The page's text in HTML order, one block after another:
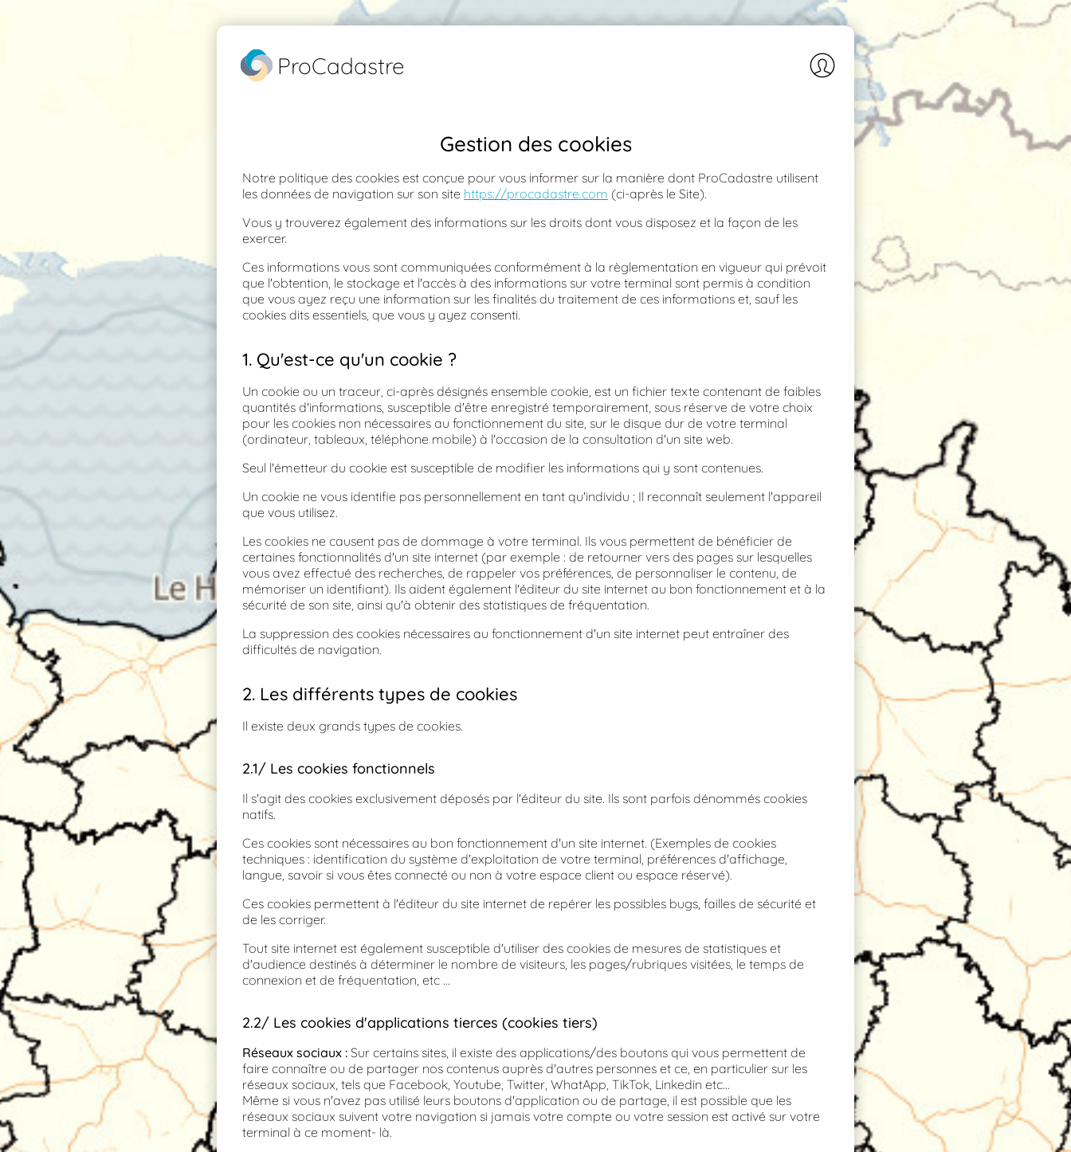
ProCadastre
Gestion des cookies
Notre politique des cookies est conçue pour vous informer sur la manière dont ProCadastre utilisent
les données de navigation sur son site https://procadastre.com (ci-après le Site).
Vous y trouverez également des informations sur les droits dont vous disposez et la façon de les
exercer.
Ces informations vous sont communiquées conformément à la règlementation en vigueur qui prévoit
que l'obtention, le stockage et l'accès à des informations sur votre terminal sont permis à condition
que vous ayez reçu une information sur les finalités du traitement de ces informations et, sauf les
cookies dits essentiels, que vous y ayez consenti.
1. Qu'est-ce qu'un cookie ?
Un cookie ou un traceur, ci-après désignés ensemble cookie, est un fichier texte contenant de faibles
quantités d'informations, susceptible d'être enregistré temporairement, sous réserve de votre choix
pour les cookies non nécessaires au fonctionnement du site, sur le disque dur de votre terminal
(ordinateur, tableaux, téléphone mobile) à l'occasion de la consultation d'un site web.
Seul l'émetteur du cookie est susceptible de modifier les informations qui y sont contenues.
Un cookie ne vous identifie pas personnellement en tant qu'individu ; Il reconnaît seulement l'appareil
que vous utilisez.
Les cookies ne causent pas de dommage à votre terminal. Ils vous permettent de bénéficier de
certaines fonctionnalités d'un site internet (par exemple : de retourner vers des pages sur lesquelles
vous avez effectué des recherches, de rappeler vos préférences, de personnaliser le contenu, de
mémoriser un identifiant). Ils aident également l'éditeur du site internet au bon fonctionnement et à la
sécurité de son site, ainsi qu'à obtenir des statistiques de fréquentation.
La suppression des cookies nécessaires au fonctionnement d'un site internet peut entraîner des
difficultés de navigation.
2. Les différents types de cookies
Il existe deux grands types de cookies.
2.1/ Les cookies fonctionnels
Il s'agit des cookies exclusivement déposés par l'éditeur du site. Ils sont parfois dénommés cookies
natifs.
Ces cookies sont nécessaires au bon fonctionnement d'un site internet. (Exemples de cookies
techniques : identification du système d'exploitation de votre terminal, préférences d'affichage,
langue, savoir si vous êtes connecté ou non à votre espace client ou espace réservé).
Ces cookies permettent à l'éditeur du site internet de repérer les possibles bugs, failles de sécurité et
de les corriger.
Tout site internet est également susceptible d'utiliser des cookies de mesures de statistiques et
d'audience destinés à déterminer le nombre de visiteurs, les pages/rubriques visitées, le temps de
connexion et de fréquentation, etc …
2.2/ Les cookies d'applications tierces (cookies tiers)
Réseaux sociaux : Sur certains sites, il existe des applications/des boutons qui vous permettent de
faire connaître ou de partager nos contenus auprès d'autres personnes et ce, en particulier sur les
réseaux sociaux, tels que Facebook, Youtube, Twitter, WhatApp, TikTok, Linkedin etc…
Même si vous n'avez pas utilisé leurs boutons d'application ou de partage, il est possible que les
réseaux sociaux suivent votre navigation si jamais votre compte ou votre session est activé sur votre
terminal à ce moment- là.